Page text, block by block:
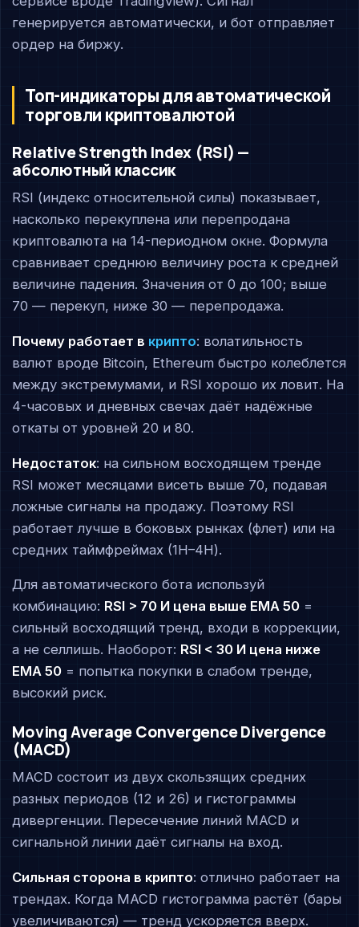
генерируется автоматически, и бот отправляет
ордер на биржу.
Топ-индикаторы для автоматической
торговли криптовалютой
Relative Strength Index (RSI) —
абсолютный классик
RSI (индекс относительной силы) показывает,
насколько перекуплена или перепродана
криптовалюта на 14-периодном окне. Формула
сравнивает среднюю величину роста к средней
величине падения. Значения от 0 до 100; выше
70 — перекуп, ниже 30 — перепродажа.
Почему работает в крипто: волатильность
валют вроде Bitcoin, Ethereum быстро колеблется
между экстремумами, и RSI хорошо их ловит. На
4-часовых и дневных свечах даёт надёжные
откаты от уровней 20 и 80.
Недостаток: на сильном восходящем тренде
RSI может месяцами висеть выше 70, подавая
ложные сигналы на продажу. Поэтому RSI
работает лучше в боковых рынках (флет) или на
средних таймфреймах (1H–4H).
Для автоматического бота используй
комбинацию: RSI > 70 И цена выше EMA 50 =
сильный восходящий тренд, входи в коррекции,
а не селлишь. Наоборот: RSI < 30 И цена ниже
EMA 50 = попытка покупки в слабом тренде,
высокий риск.
Moving Average Convergence Divergence
(MACD)
MACD состоит из двух скользящих средних
разных периодов (12 и 26) и гистограммы
дивергенции. Пересечение линий MACD и
сигнальной линии даёт сигналы на вход.
Сильная сторона в крипто: отлично работает на
трендах. Когда MACD гистограмма растёт (бары
увеличиваются) — тренд ускоряется вверх.